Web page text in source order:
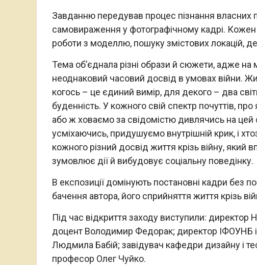
Завданню передував процес пізнання власних
самовираження у фотографічному кадрі. Кожен
роботи з моделлю, пошуку змістових локацій,
Тема об’єднала різні образи й сюжети, адже на
неоднаковий часовий досвід в умовах війни.
когось – це єдиний вимір, для декого – два
буденність. У кожного свій спектр почуттів,
або ж ховаємо за свідомістю дивлячись на
усміхаючись, придушуємо внутрішній крик, і
кожного різний досвід життя крізь війну, який
зумовлює дії й вибудовує соціальну поведінку.
В експозиції домінують постановні кадри без
бачення автора, його сприйняття життя крізь
Під час відкриття заходу виступили: директор
доцент Володимир Федорак; директор ІФОУНБ
Людмила Бабій; завідувач кафедри дизайну і
професор Олег Чуйко.